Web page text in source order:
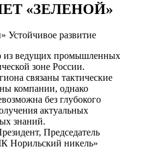
«ЗЕЛЕНОЙ»
Устойчивое развитие
из ведущих промышленных
зоне России.
связаны тактические
компании, однако
без глубокого
актуальных
знаний.
Председатель
Норильский никель»